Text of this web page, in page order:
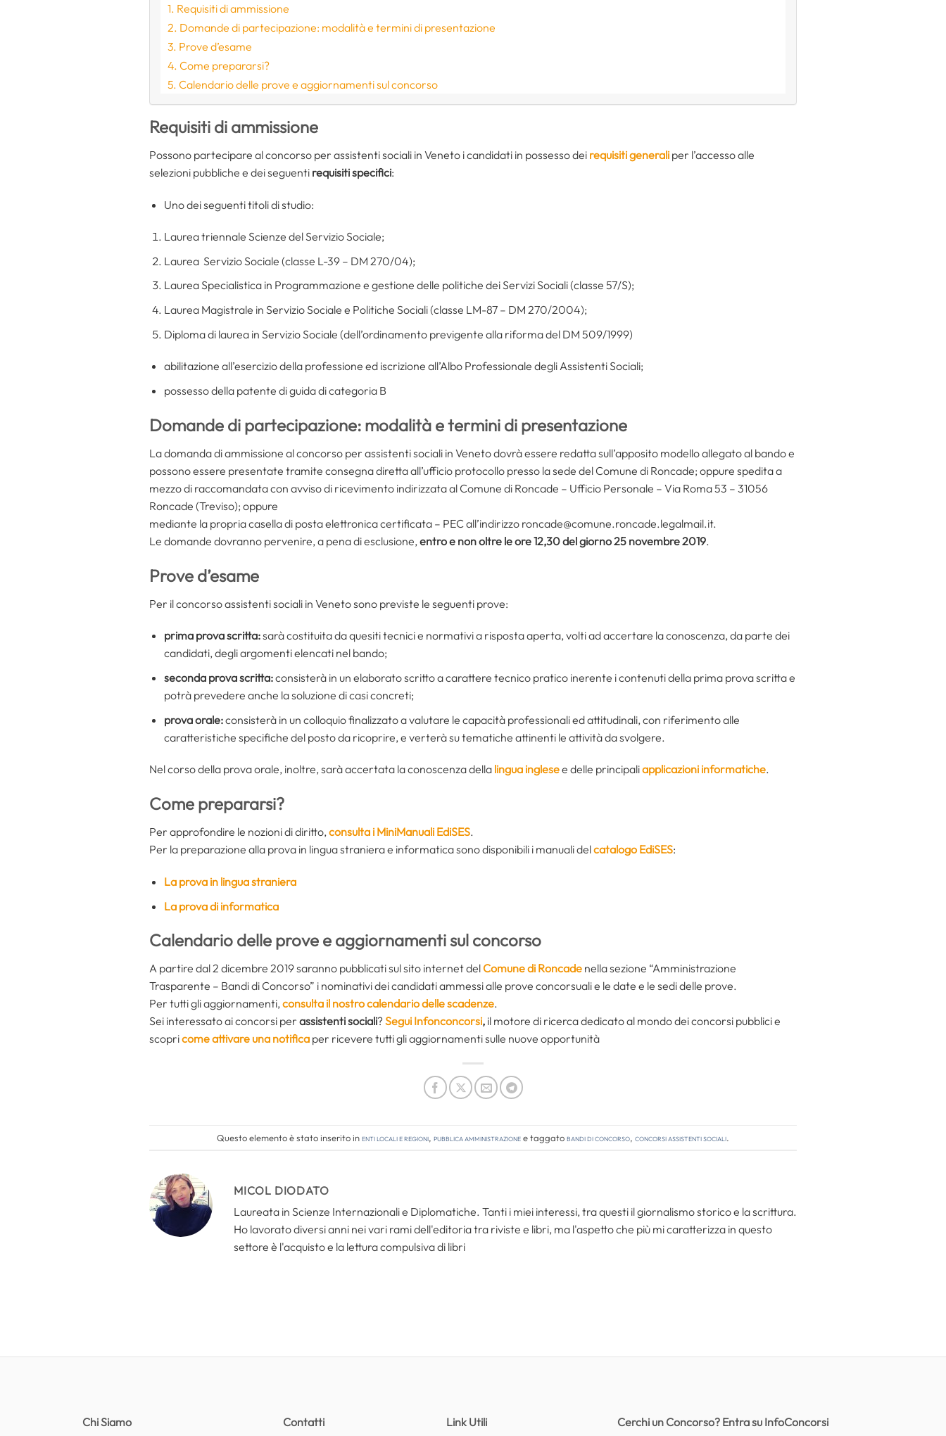
Requisiti di ammissione
Domande di partecipazione: modalità e termini di presentazione
Prove d’esame
Come prepararsi?
Calendario delle prove e aggiornamenti sul concorso
Requisiti di ammissione
Possono partecipare al concorso per assistenti sociali in Veneto i candidati in possesso dei requisiti generali per l’accesso alle
selezioni pubbliche e dei seguenti requisiti specifici:
Uno dei seguenti titoli di studio:
Laurea triennale Scienze del Servizio Sociale;
Laurea Servizio Sociale (classe L-39 – DM 270/04);
Laurea Specialistica in Programmazione e gestione delle politiche dei Servizi Sociali (classe 57/S);
Laurea Magistrale in Servizio Sociale e Politiche Sociali (classe LM-87 – DM 270/2004);
Diploma di laurea in Servizio Sociale (dell’ordinamento previgente alla riforma del DM 509/1999)
abilitazione all’esercizio della professione ed iscrizione all’Albo Professionale degli Assistenti Sociali;
possesso della patente di guida di categoria B
Domande di partecipazione: modalità e termini di presentazione
La domanda di ammissione al concorso per assistenti sociali in Veneto dovrà essere redatta sull’apposito modello allegato al bando e
possono essere presentate tramite consegna diretta all’ufficio protocollo presso la sede del Comune di Roncade; oppure spedita a
mezzo di raccomandata con avviso di ricevimento indirizzata al Comune di Roncade – Ufficio Personale – Via Roma 53 – 31056
Roncade (Treviso); oppure
mediante la propria casella di posta elettronica certificata – PEC all’indirizzo roncade@comune.roncade.legalmail.it.
Le domande dovranno pervenire, a pena di esclusione, entro e non oltre le ore 12,30 del giorno 25 novembre 2019.
Prove d’esame
Per il concorso assistenti sociali in Veneto sono previste le seguenti prove:
prima prova scritta:sarà costituita da quesiti tecnici e normativi a risposta aperta, volti ad accertare la conoscenza, da parte dei
candidati, degli argomenti elencati nel bando;
seconda prova scritta:consisterà in un elaborato scritto a carattere tecnico pratico inerente i contenuti della prima prova scritta e
potrà prevedere anche la soluzione di casi concreti;
prova orale:consisterà in un colloquio finalizzato a valutare le capacità professionali ed attitudinali, con riferimento alle
caratteristiche specifiche del posto da ricoprire, e verterà su tematiche attinenti le attività da svolgere.
Nel corso della prova orale, inoltre, sarà accertata la conoscenza della lingua inglesee delle principaliapplicazioni informatiche.
Come prepararsi?
Per approfondire le nozioni di diritto,consulta i MiniManuali EdiSES.
Per la preparazione alla prova in lingua straniera e informatica sono disponibili i manuali delcatalogo EdiSES:
La prova in lingua straniera
La prova di informatica
Calendario delle prove e aggiornamenti sul concorso
A partire dal 2 dicembre 2019 saranno pubblicati sul sito internet delComune di Roncade nella sezione “Amministrazione
Trasparente – Bandi di Concorso” i nominativi dei candidati ammessi alle prove concorsuali e le date e le sedi delle prove.
Per tutti gli aggiornamenti,consulta il nostro calendario delle scadenze.
Sei interessato ai concorsi per assistenti sociali?Segui Infonconcorsi, il motore di ricerca dedicato al mondo dei concorsi pubblici e
scopricome attivare una notifica per ricevere tutti gli aggiornamenti sulle nuove opportunità
Questo elemento è stato inserito inEnti locali e regioni, Pubblica amministrazionee taggatobandi di concorso, concorsi assistenti sociali.
MICOL DIODATO
Laureata in Scienze Internazionali e Diplomatiche. Tanti i miei interessi, tra questi il giornalismo storico e la scrittura.
Ho lavorato diversi anni nei vari rami dell'editoria tra riviste e libri, ma l'aspetto che più mi caratterizza in questo
settore è l'acquisto e la lettura compulsiva di libri
Chi Siamo Contatti Link Utili Cerchi un Concorso? Entra su InfoConcorsi